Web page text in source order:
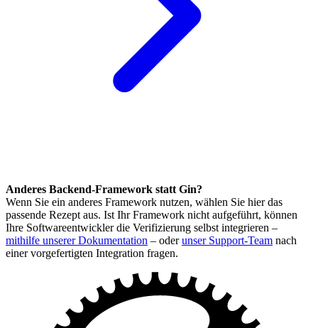
Anderes Backend-Framework statt Gin?
Wenn Sie ein anderes Framework nutzen, wählen Sie hier das
passende Rezept aus. Ist Ihr Framework nicht aufgeführt, können
Ihre Softwareentwickler die Verifizierung selbst integrieren –
mithilfe unserer Dokumentation – oderunser Support-Team nach
einer vorgefertigten Integration fragen.